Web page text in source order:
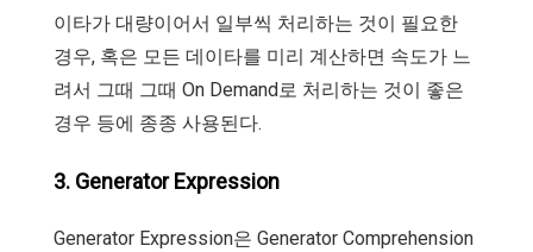
이타가 대량이어서 일부씩 처리하는 것이 필요한
경우, 혹은 모든 데이타를 미리 계산하면 속도가 느
려서 그때 그때 On Demand로 처리하는 것이 좋은
경우 등에 종종 사용된다.
3. Generator Expression
Generator Expression은 Generator Comprehension